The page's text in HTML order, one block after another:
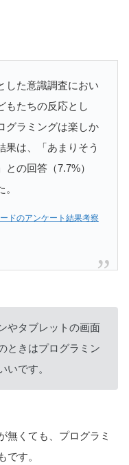
した意識調査におい
もたちの反応とし
グラミングは楽しか
果は、「あまりそう
の回答（7.7%）
ドのアンケート結果考察
やタブレットの画面
ときはプログラミン
いです。
無くても、プログラミ
です。